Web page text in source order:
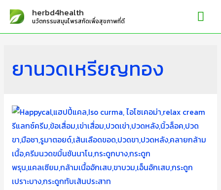
herbd4health
นวัตกรรมสมุนไพรสกัดเพื่อสุขภาพที่ดี
ยานวดเหรียญทอง